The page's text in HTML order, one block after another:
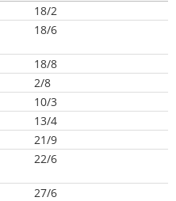
18/2
18/6
18/8
2/8
10/3
13/4
21/9
22/6
27/6